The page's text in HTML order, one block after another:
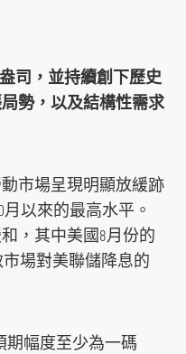
e
t
o
i
盎司，並持續創下歷史
勢，以及結構性需求
市場呈現明顯放緩跡
月以來的最高水平。
，其中美國8月份的
場對美聯儲降息的
期幅度至少為一碼